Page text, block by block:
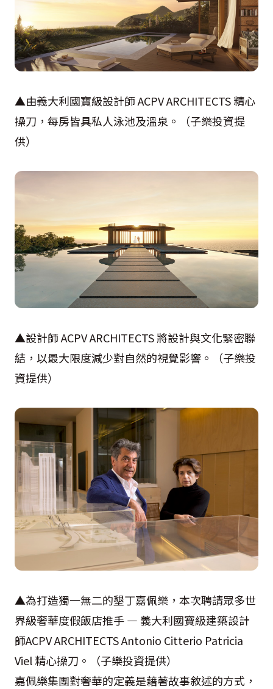
▲由義大利國寶級設計師 ACPV ARCHITECTS 精心
操刀，每房皆具私人泳池及溫泉。（子樂投資提
供）
▲設計師 ACPV ARCHITECTS 將設計與文化緊密聯
結，以最大限度減少對自然的視覺影響。（子樂投
資提供）
▲為打造獨一無二的墾丁嘉佩樂，本次聘請眾多世
界級奢華度假飯店推手 — 義大利國寶級建築設計
師ACPV ARCHITECTS Antonio Citterio Patricia
Viel 精心操刀。（子樂投資提供）
嘉佩樂集團對奢華的定義是藉著故事敘述的方式，